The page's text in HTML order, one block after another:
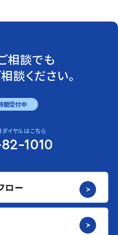
相談でも
談ください。
間受付中
イヤルはこちら
1010
ロー